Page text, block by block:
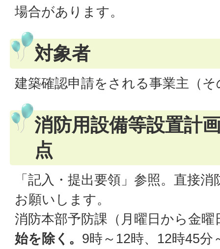
場合があります。
対象者
建築確認申請をされる事業主（
消防用設備等設置計
点
「記入・提出要領」参照。直接
お願いします。
消防本部予防課（月曜日から金曜
始を除く。 9時～12時、12時45分